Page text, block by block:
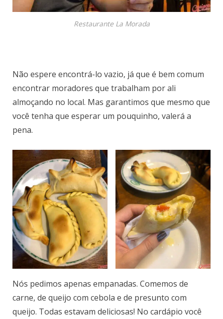
Restaurante La Morada
Não espere encontrá-lo vazio, já que é bem comum
encontrar moradores que trabalham por ali
almoçando no local. Mas garantimos que mesmo que
você tenha que esperar um pouquinho, valerá a
pena.
Nós pedimos apenas empanadas. Comemos de
carne, de queijo com cebola e de presunto com
queijo. Todas estavam deliciosas! No cardápio você